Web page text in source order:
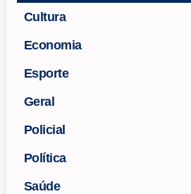
Cultura
Economia
Esporte
Geral
Policial
Política
Saúde